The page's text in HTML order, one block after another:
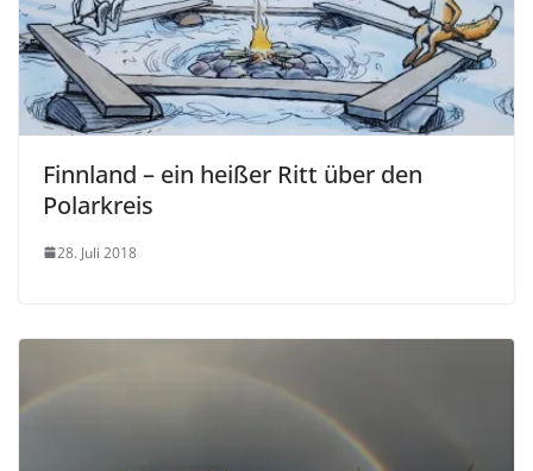
Finnland – ein heißer Ritt über den
Polarkreis
28. Juli 2018